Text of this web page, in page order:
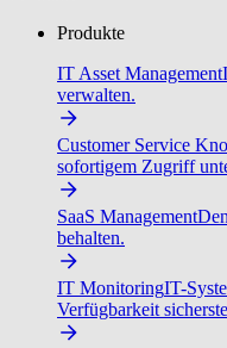
Produkte
IT Asset Management
verwalten.
Customer Service
sofortigem Zugriff
SaaS Management
behalten.
IT MonitoringIT-
Verfügbarkeit